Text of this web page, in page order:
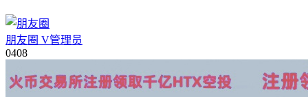
朋友圈 V管理员
0408